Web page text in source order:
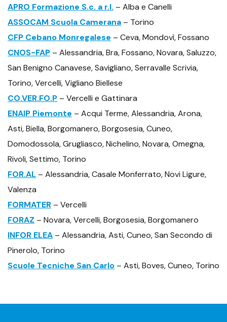
APRO Formazione S.c. a r.l. – Alba e Canelli
ASSOCAM Scuola Camerana – Torino
CFP Cebano Monregalese – Ceva, Mondovì, Fossano
CNOS-FAP – Alessandria, Bra, Fossano, Novara, Saluzzo,
San Benigno Canavese, Savigliano, Serravalle Scrivia,
Torino, Vercelli, Vigliano Biellese
CO.VER.FO.P – Vercelli e Gattinara
ENAIP Piemonte – Acqui Terme, Alessandria, Arona,
Asti, Biella, Borgomanero, Borgosesia, Cuneo,
Domodossola, Grugliasco, Nichelino, Novara, Omegna,
Rivoli, Settimo, Torino
FOR.AL – Alessandria, Casale Monferrato, Novi Ligure,
Valenza
FORMATER – Vercelli
FORAZ – Novara, Vercelli, Borgosesia, Borgomanero
INFOR ELEA – Alessandria, Asti, Cuneo, San Secondo di
Pinerolo, Torino
Scuole Tecniche San Carlo – Asti, Boves, Cuneo, Torino